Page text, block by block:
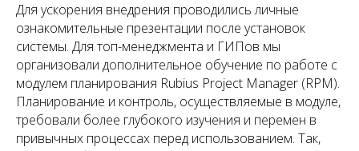
Для ускорения внедрения проводились личные
ознакомительные презентации после установок
системы. Для топ-менеджмента и ГИПов мы
организовали дополнительное обучение по работе с
модулем планирования Rubius Project Manager (RPM).
Планирование и контроль, осуществляемые в модуле,
требовали более глубокого изучения и перемен в
привычных процессах перед использованием. Так,